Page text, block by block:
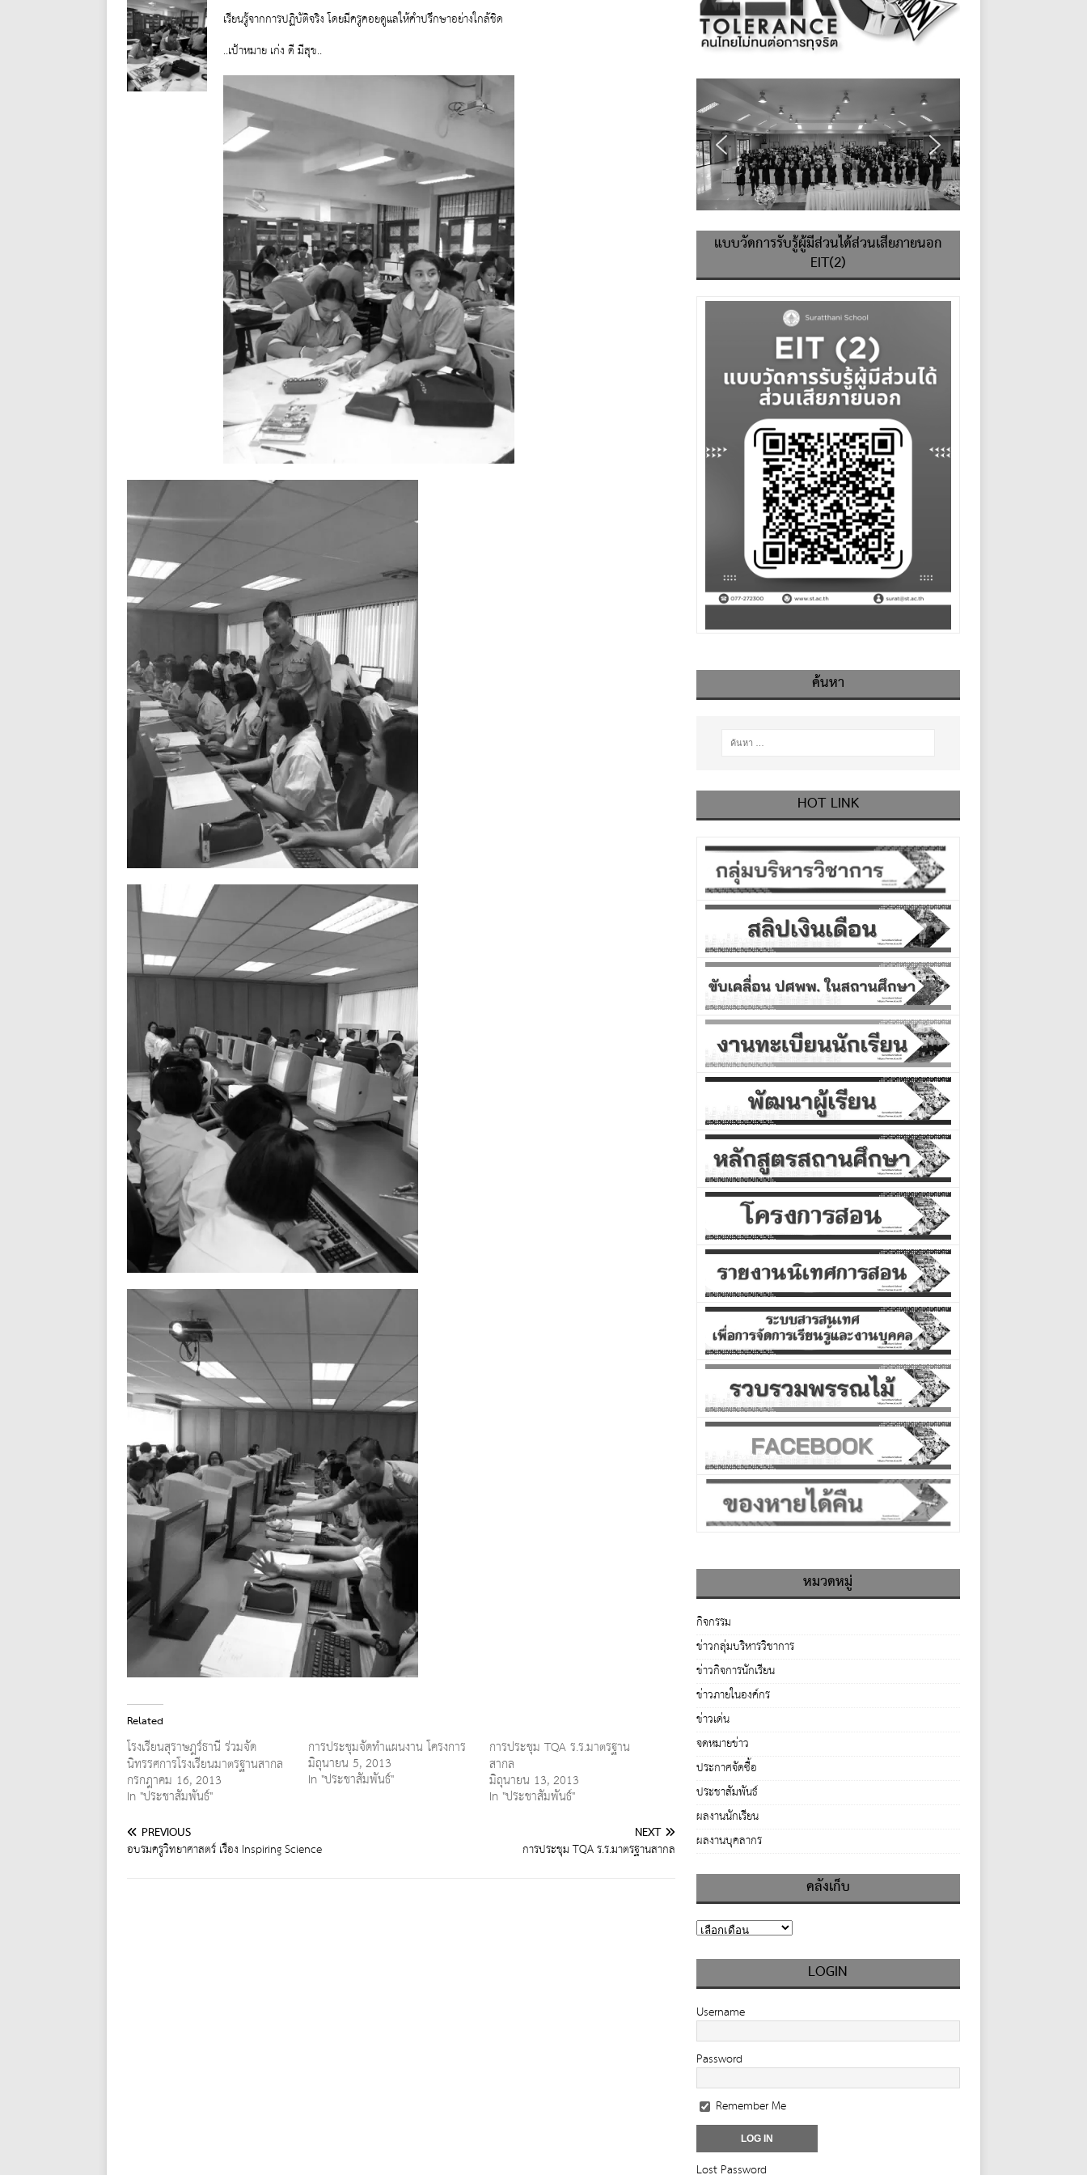
เรียนรู้จากการปฏิบัติจริง โดยมีครูคอยดูแลให้คำปรึกษาอย่างใกล้ชิด
..เป้าหมาย เก่ง ดี มีสุข..
Related
โรงเรียนสุราษฎร์ธานี ร่วมจัด
นิทรรศการโรงเรียนมาตรฐานสากล
กรกฎาคม 16, 2013
In "ประชาสัมพันธ์"
การประชุมจัดทำแผนงาน โครงการ
มิถุนายน 5, 2013
In "ประชาสัมพันธ์"
การประชุม TQA ร.ร.มาตรฐาน
สากล
มิถุนายน 13, 2013
In "ประชาสัมพันธ์"
PREVIOUS
อบรมครูวิทยาศาสตร์ เรื่อง Inspiring Science
NEXT
การประชุม TQA ร.ร.มาตรฐานสากล
แบบวัดการรับรู้ผู้มีส่วนได้ส่วนเสียภายนอก
EIT(2)
ค้นหา
HOT LINK
หมวดหมู่
กิจกรรม
ข่าวกลุ่มบริหารวิชาการ
ข่าวกิจการนักเรียน
ข่าวภายในองค์กร
ข่าวเด่น
จดหมายข่าว
ประกาศจัดซื้อ
ประชาสัมพันธ์
ผลงานนักเรียน
ผลงานบุคลากร
คลังเก็บ
LOGIN
Username
Password
Remember Me
Lost Password